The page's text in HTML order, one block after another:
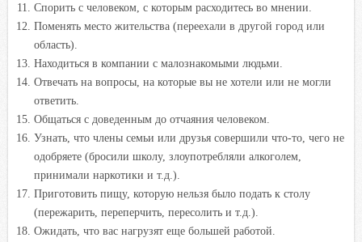
Спорить с человеком, с которым расходитесь во мнении.
Поменять место жительства (переехали в другой город или
область).
Находиться в компании с малознакомыми людьми.
Отвечать на вопросы, на которые вы не хотели или не могли
ответить.
Общаться с доведенным до отчаяния человеком.
Узнать, что члены семьи или друзья совершили что-то, чего не
одобряете (бросили школу, злоупотребляли алкоголем,
принимали наркотики и т.д.).
Приготовить пищу, которую нельзя было подать к столу
(пережарить, переперчить, пересолить и т.д.).
Ожидать, что вас нагрузят еще большей работой.